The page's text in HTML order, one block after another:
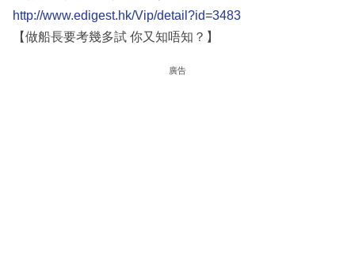
http://www.edigest.hk/Vip/detail?id=3483
【做船長要考幾多試 你又知唔知？】
廣告